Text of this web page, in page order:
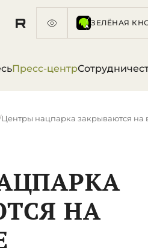
ЗЕЛЁНАЯ
Пресс-центр
Центры нацпарка закрываются на
НА